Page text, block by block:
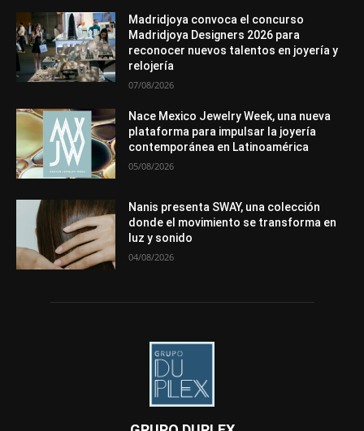
Opiniones
Premios Secciones
Madridjoya convoca el concurso
Madridjoya Designers 2026 para
reconocer nuevos talentos en joyería y
relojería
07/08/2026
Nace Mexico Jewelry Week, una nueva
plataforma para impulsar la joyería
contemporánea en Latinoamérica
05/08/2026
Nanis presenta SWAY, una colección
donde el movimiento se transforma en
luz y sonido
04/08/2026